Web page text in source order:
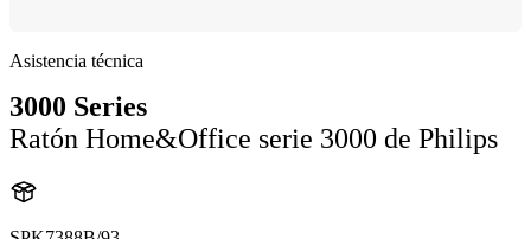
Asistencia técnica
3000 Series
Ratón Home&Office serie 3000 de Philips